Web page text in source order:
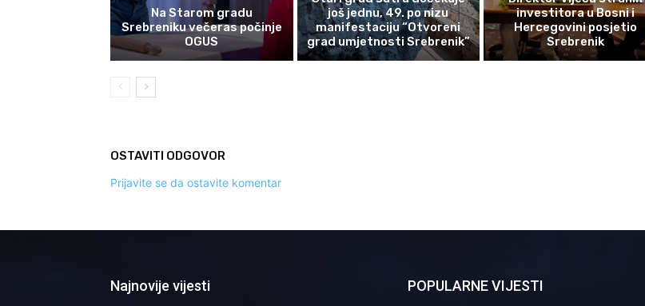
Na Starom gradu
Srebreniku večeras počinje
OGUS
još jednu, 49. po nizu
manifestaciju “Otvoreni
grad umjetnosti Srebrenik”
investitora u Bosni i
Hercegovini posjetio
Srebrenik
OSTAVITI ODGOVOR
Prijavite se da ostavite komentar
Najnovije vijesti POPULARNE VIJESTI